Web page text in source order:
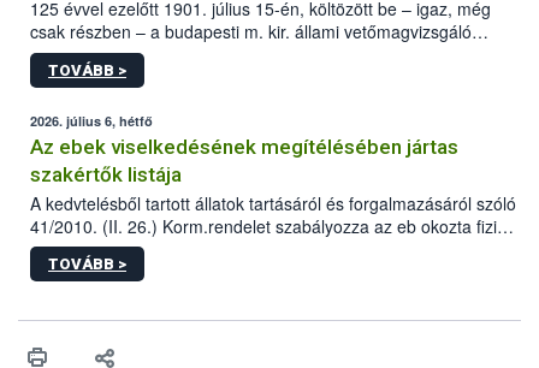
125 évvel ezelőtt 1901. július 15-én, költözött be – igaz, még
csak részben – a budapesti m. kir. állami vetőmagvizsgáló
állomás a Kis Rókus utca 15. szám alatti, Czigler Győző által
tervezett új épületébe.
TOVÁBB >
2026. július 6, hétfő
Az ebek viselkedésének megítélésében jártas
szakértők listája
A kedvtelésből tartott állatok tartásáról és forgalmazásáról szóló
41/2010. (II. 26.) Korm.rendelet szabályozza az eb okozta fizikai
sérülés, illetve ennek veszélye keletkezésekor felmerülő
hatósági feladatokat, valamint a veszélyes eb tartását és annak
vonni az ebek viselkedésének megítélésében jártas szakértőt.
TOVÁBB >